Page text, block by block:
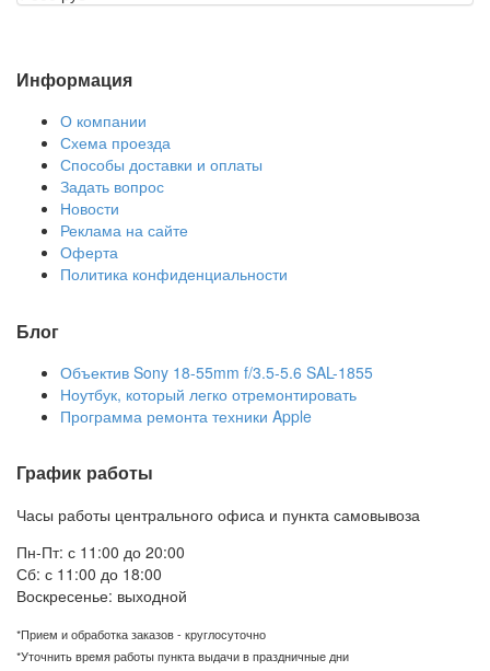
Информация
О компании
Схема проезда
Способы доставки и оплаты
Задать вопрос
Новости
Реклама на сайте
Оферта
Политика конфиденциальности
Блог
Объектив Sony 18-55mm f/3.5-5.6 SAL-1855
Ноутбук, который легко отремонтировать
Программа ремонта техники Apple
График работы
Часы работы центрального офиса и пункта самовывоза
Пн-Пт: с 11:00 до 20:00
Сб: с 11:00 до 18:00
Воскресенье: выходной
*Прием и обработка заказов - круглосуточно
*Уточнить время работы пункта выдачи в праздничные дни